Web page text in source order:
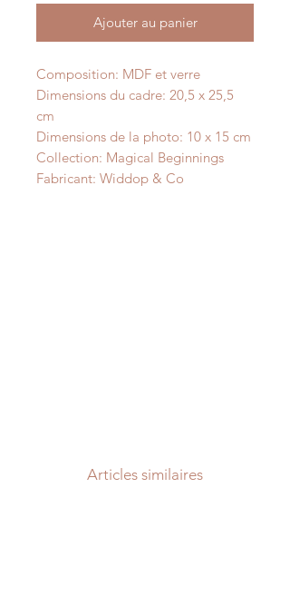
Ajouter au panier
Composition: MDF et verre
Dimensions du cadre: 20,5 x 25,5
cm
Dimensions de la photo: 10 x 15 cm
Collection: Magical Beginnings
Fabricant: Widdop & Co
Articles similaires